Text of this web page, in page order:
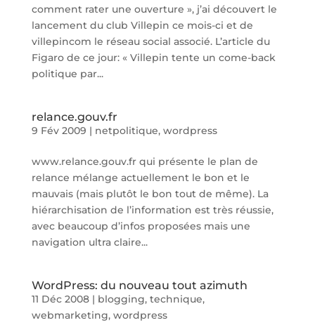
comment rater une ouverture », j’ai découvert le
lancement du club Villepin ce mois-ci et de
villepincom le réseau social associé. L’article du
Figaro de ce jour: « Villepin tente un come-back
politique par...
relance.gouv.fr
9 Fév 2009 | netpolitique, wordpress
www.relance.gouv.fr qui présente le plan de
relance mélange actuellement le bon et le
mauvais (mais plutôt le bon tout de même). La
hiérarchisation de l’information est très réussie,
avec beaucoup d’infos proposées mais une
navigation ultra claire...
WordPress: du nouveau tout azimuth
11 Déc 2008| blogging, technique,
webmarketing, wordpress